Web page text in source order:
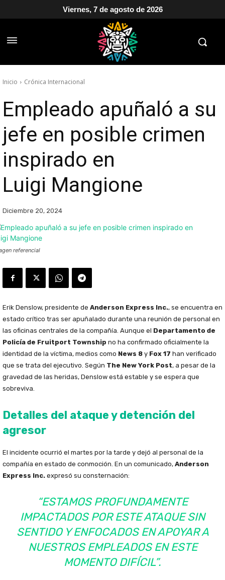
Viernes, 7 de agosto de 2026
Inicio Crónica Internacional
Empleado apuñaló a su
jefe en posible crimen
inspirado en
Luigi Mangione
Diciembre 20, 2024
referencial
Erik Denslow, presidente de Anderson Express Inc., se encuentra en
estado crítico tras ser apuñalado durante una reunión de personal en
las oficinas centrales de la compañía. Aunque el Departamento de
Policía de Fruitport Township no ha confirmado oficialmente la
identidad de la víctima, medios como News 8 y Fox 17 han verificado
que se trata del ejecutivo. Según The New York Post, a pesar de la
gravedad de las heridas, Denslow está estable y se espera que
sobreviva.
Detalles del ataque y detención del
agresor
El incidente ocurrió el martes por la tarde y dejó al personal de la
compañía en estado de conmoción. En un comunicado, Anderson
Express Inc. expresó su consternación:
“ESTAMOS PROFUNDAMENTE
IMPACTADOS POR ESTE ATAQUE SIN
SENTIDO Y ENFOCADOS EN APOYAR A
NUESTROS EMPLEADOS EN ESTE
MOMENTO DIFÍCIL”.